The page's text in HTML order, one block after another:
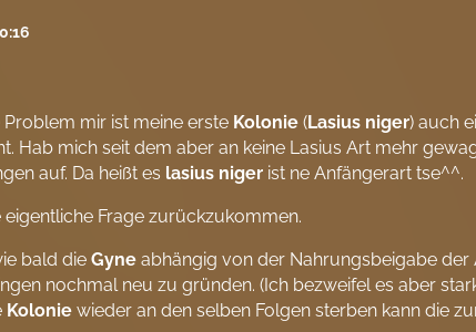
mir ist meine erste Kolonie (Lasius niger) auch
Hab mich seit dem aber an keine Lasius Art mehr
auf. Da heißt es lasius niger ist ne Anfängerart tse^^.
Frage zurückzukommen.
bald dieGyne abhängig von der Nahrungsbeigabe
nochmal neu zu gründen. (Ich bezweifel es aber
Kolonie wieder an den selben Folgen sterben kann die